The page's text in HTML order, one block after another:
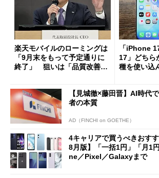
楽天モバイルのローミングは
「9月末をもって予定通りに
終了」 狙いは「品質改善」
も
「iPhone
17」どち
種を使い込
【見城徹×藤田晋】AI時代
者の本質
AD（FINCHI on GOETHE）
4キャリアで買うべきおす
8月版】「一括1円」「月1
ne／Pixel／Galaxyまで